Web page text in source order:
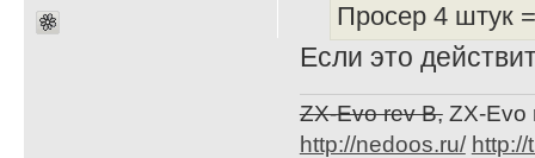
Просер 4 штук
Если это
ZX-Evo rev B,ZX-Evo
http://nedoos.ru/ http://